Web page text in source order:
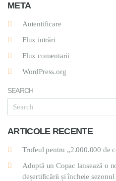
META
Autentificare
Flux intrări
Flux comentarii
WordPress.org
SEARCH
ARTICOLE RECENTE
Trofeul pentru „2.000.000 de
Adoptă un Copac lansează o
deșertificării și încheie